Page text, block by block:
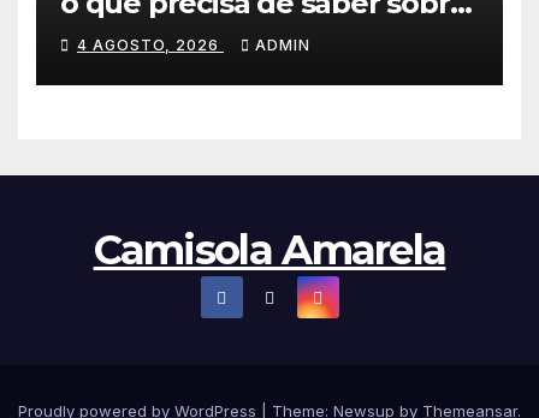
as equipas e o percurso
4 AGOSTO, 2026 ADMIN
Camisola Amarela
Proudly powered by WordPress Theme: Newsup by Themeansar.